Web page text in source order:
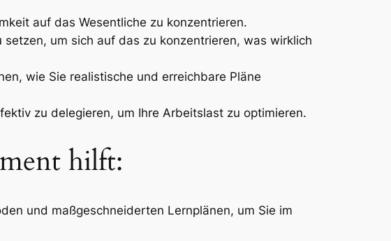
auf das Wesentliche zu konzentrieren.
um sich auf das zu konzentrieren, was wirklich
wie Sie realistische und erreichbare Pläne
zu delegieren, um Ihre Arbeitslast zu optimieren.
hilft:
und maßgeschneiderten Lernplänen, um Sie im